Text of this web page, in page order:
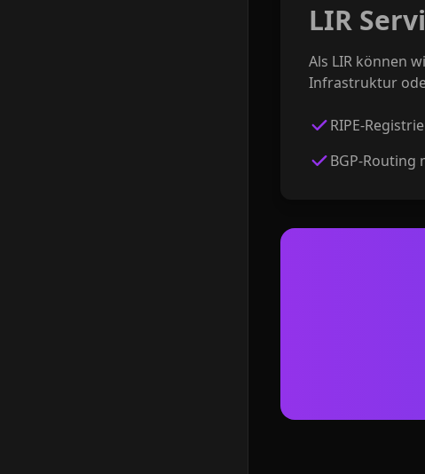
LIR
Als LIR können
Infrastruktur
RIPE-
BGP-Routing